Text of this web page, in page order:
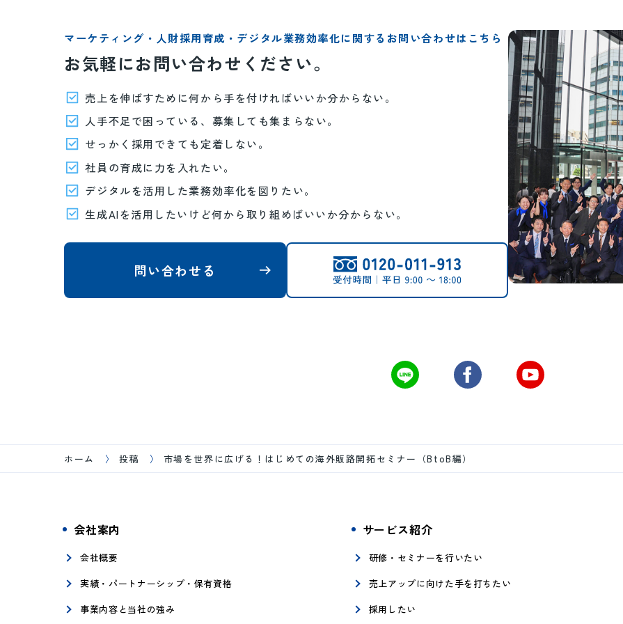
マーケティング・人財採用育成・デジタル業務効率化に関するお問い合わせはこちら
お気軽にお問い合わせください。
売上を伸ばすために何から手を付ければいいか分からない。
人手不足で困っている、募集しても集まらない。
せっかく採用できても定着しない。
社員の育成に力を入れたい。
デジタルを活用した業務効率化を図りたい。
生成AIを活用したいけど何から取り組めばいいか分からない。
問い合わせる
ホーム 投稿 市場を世界に広げる！はじめての海外販路開拓セミナー（BtoB編）
会社案内
会社概要
実績・パートナーシップ・保有資格
事業内容と当社の強み
サービス紹介
研修・セミナーを行いたい
売上アップに向けた手を打ちたい
採用したい